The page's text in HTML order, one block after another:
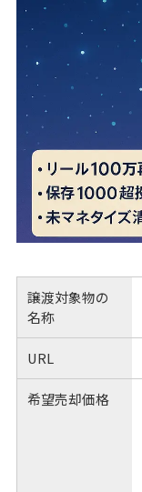
譲渡対象物の
名称
URL
希望売却価格